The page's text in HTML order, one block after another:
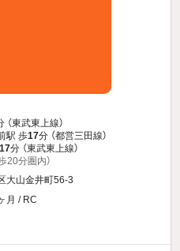
（東武東上線）
駅 歩17分 （都営三田線）
17分 （東武東上線）
20分圏内）
大山金井町56-3
月 / RC